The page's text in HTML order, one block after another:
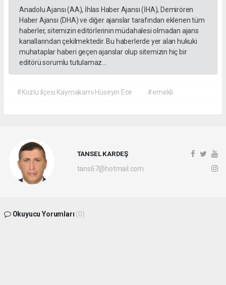
Anadolu Ajansı (AA), İhlas Haber Ajansı (İHA), Demirören
Haber Ajansı (DHA) ve diğer ajanslar tarafından eklenen tüm
haberler, sitemizin editörlerinin müdahalesi olmadan ajans
kanallarından çekilmektedir. Bu haberlerde yer alan hukuki
muhataplar haberi geçen ajanslar olup sitemizin hiç bir
editörü sorumlu tutulamaz...
#Kozlu ilçesi Kaymakamı Hüseyin Ece #emekli
TANSEL KARDEŞ
tans67@hotmail.com
Okuyucu Yorumları (0)